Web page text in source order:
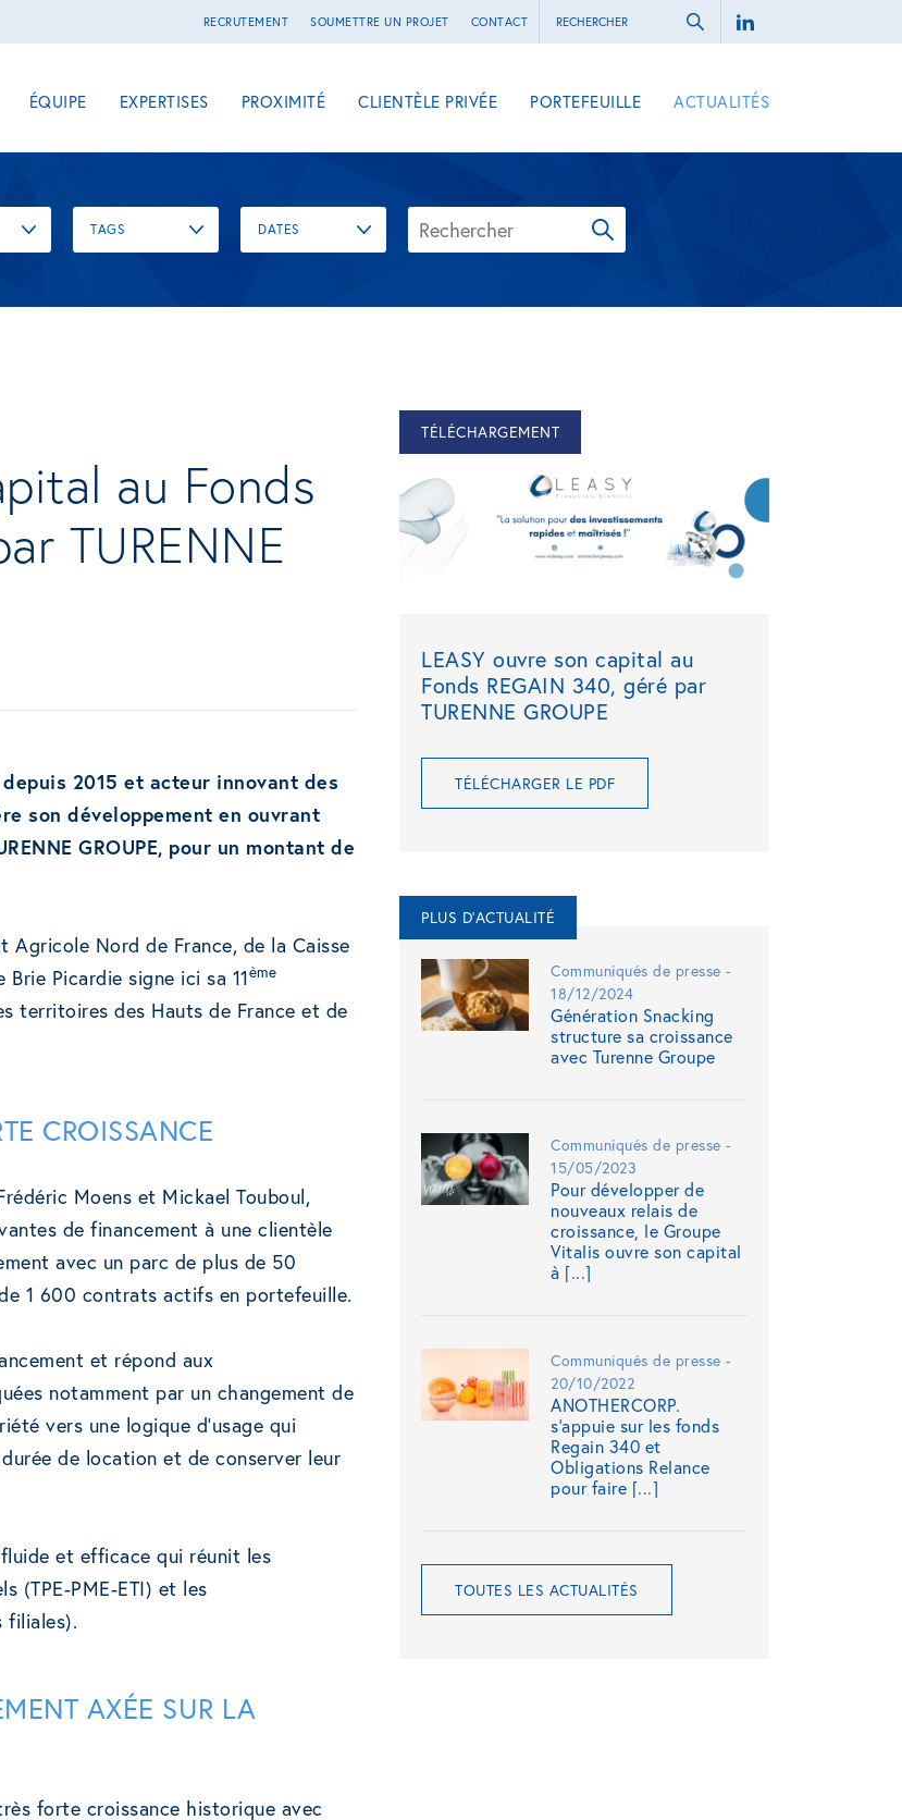
RECRUTEMENT SOUMETTRE UN PROJET CONTACT
ÉQUIPE EXPERTISES PROXIMITÉ CLIENTÈLE PRIVÉE PORTEFEUILLE ACTUALITÉS
TAGS DATES
au Fonds
TURENNE
2015 et acteur innovant des
son développement en ouvrant
GROUPE, pour un montant de
Agricole Nord de France, de la Caisse
Picardie signe ici sa 11ème
territoires des Hauts de France et de
CROISSANCE
Moens et Mickael Touboul,
de financement à une clientèle
avec un parc de plus de 50
1 600 contrats actifs en portefeuille.
et répond aux
notamment par un changement de
vers une logique d’usage qui
de location et de conserver leur
et efficace qui réunit les
(TPE-PME-ETI) et les
filiales).
AXÉE SUR LA
forte croissance historique avec
TÉLÉCHARGEMENT
LEASY ouvre son capital au
Fonds REGAIN 340, géré par
TURENNE GROUPE
TÉLÉCHARGER LE PDF
PLUS D'ACTUALITÉ
Communiqués de presse -
18/12/2024
Génération Snacking
structure sa croissance
avec Turenne Groupe
Communiqués de presse -
15/05/2023
Pour développer de
nouveaux relais de
croissance, le Groupe
Vitalis ouvre son capital
à [...]
Communiqués de presse -
20/10/2022
ANOTHERCORP.
s’appuie sur les fonds
Regain 340 et
Obligations Relance
pour faire [...]
TOUTES LES ACTUALITÉS